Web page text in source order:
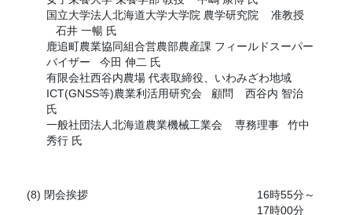
国立大学法人北海道大学大学院 農学研究院
准教授
石井 一暢 氏
鹿追町農業協同組合営農部農産課 フィールドスーパー
バイザー
今田 伸二 氏
有限会社西谷内農場 代表取締役、いわみざわ地域
ICT(GNSS等)農業利活用研究会
顧問
西谷内 智治
氏
一般社団法人北海道農業機械工業会
専務理事
竹中
秀行 氏
(8) 閉会挨拶
16時55分～
17時00分